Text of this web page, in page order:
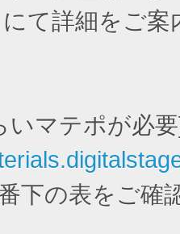
て詳細をご
いマテポが必
下の表をご確